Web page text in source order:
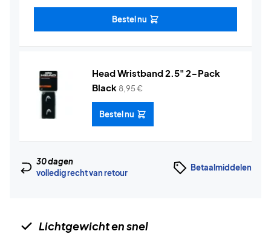
Bestel nu
Head Wristband 2.5" 2-Pack
Black 8,95€
Bestel nu
30 dagen
volledig recht van retour
Betaalmiddelen
Lichtgewicht en snel